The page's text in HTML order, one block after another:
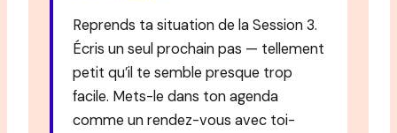
Reprends ta situation de la Session 3.
Écris un seul prochain pas — tellement
petit qu’il te semble presque trop
facile. Mets-le dans ton agenda
comme un rendez-vous avec toi-